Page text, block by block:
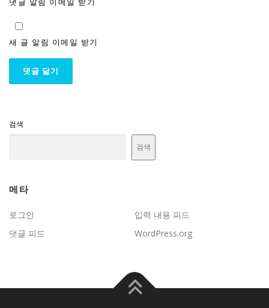
새 글 알림 이메일 받기
검색
검색
메타
로그인
입력 내용 피드
댓글 피드
WordPress.org